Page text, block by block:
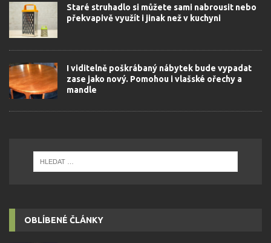
Staré struhadlo si můžete sami nabrousit nebo
překvapivě využít i jinak než v kuchyni
I viditelně poškrábaný nábytek bude vypadat
zase jako nový. Pomohou i vlašské ořechy a
mandle
OBLÍBENÉ ČLÁNKY